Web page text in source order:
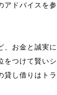
アドバイスを
、お金と誠実
をつけて賢い
貸し借りはト